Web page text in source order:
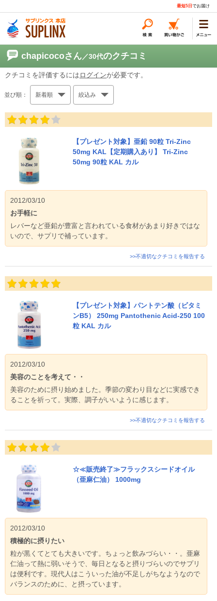
最短5日 でお届け
chapicocoさん／30代のクチコミ
クチコミを評価するにはログインが必要です。
並び順： 新着順 絞込み
【プレゼント対象】亜鉛 90粒 Tri-Zinc
50mg KAL【定期購入あり】 Tri-Zinc
50mg 90粒 KAL カル
2012/03/10
お手軽に
レバーなど亜鉛が豊富と言われている食材があまり好きではな
いので、サプリで補っています。
>>不適切なクチコミを報告する
【プレゼント対象】パントテン酸（ビタミ
ンB5） 250mg Pantothenic Acid-250 100
粒 KAL カル
2012/03/10
美容のことを考えて・・
美容のために摂り始めました。季節の変わり目などに実感でき
ることを祈って。実際、調子がいいように感じます。
>>不適切なクチコミを報告する
☆≪販売終了≫フラックスシードオイル
（亜麻仁油） 1000mg
2012/03/10
積極的に摂りたい
粒が黒くてとても大きいです。ちょっと飲みづらい・・。亜麻
仁油って熱に弱いそうで、毎日となると摂りづらいのでサプリ
は便利です。現代人はこういった油が不足しがちなようなので
バランスのために、と摂っています。